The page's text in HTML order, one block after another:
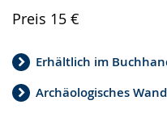
Preis 15 €
Erhältlich im
Archäologisches